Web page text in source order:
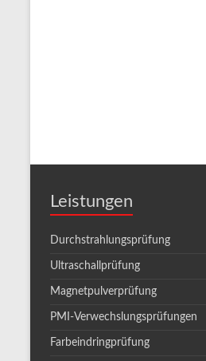
Leistungen
Durchstrahlungsprüfung
Ultraschallprüfung
Magnetpulverprüfung
PMI-Verwechslungsprüfungen
Farbeindringprüfung